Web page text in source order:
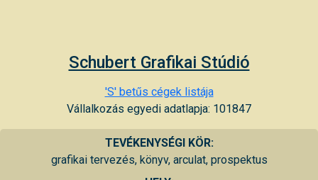
Schubert Grafikai Stúdió
'S' betűs cégek listája
Vállalkozás egyedi adatlapja: 101847
TEVÉKENYSÉGI KÖR:
grafikai tervezés, könyv, arculat, prospektus